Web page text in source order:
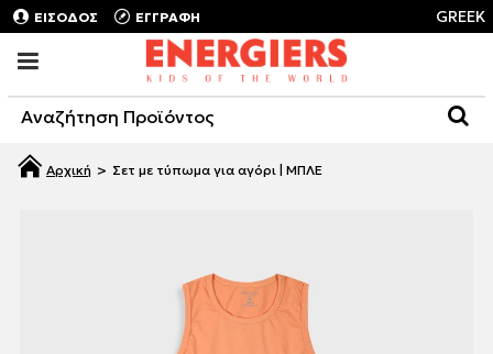
ΕΙΣΟΔΟΣ ΕΓΓΡΑΦΗ GREEK
Σετ με τύπωμα για αγόρι | ΜΠΛΕ